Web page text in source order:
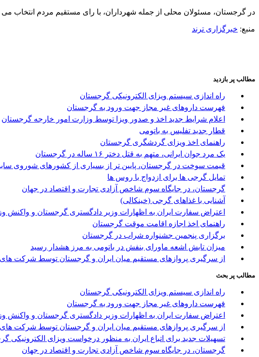
در گرجستان، مسئولان محلی از جمله شهرداران، با رای مستقیم مردم انتخاب می شوند و بر
منبع: خبرگزاری ترند
مطالب پر بازدید
راه اندازی سیستم ویزای الکترونیکی گرجستان
فهرست داروهای غیر مجاز جهت ورود به گرجستان
اعلام شرایط جدید اخذ و صدور ویزا توسط وزارت امور خارجه گرجستان
قطار جدید تفلیس به باتومی
راهنمای اخذ ویزای گردشگری گرجستان
یک مرد جوان ایرانی، متهم به قتل دختر ۱۶ ساله در گرجستان
قیمت سوخت در گرجستان، پایین تر از بسیاری از کشورهای شوروی
تمایل گرجی ها برای ازدواج با روس ها
گرجستان، در جایگاه سوم شاخص آزادی تجارت و اقتصاد در جهان
آشنایی با غذاهای گرجی (خینکالی)
اعتراض سفارت ایران به اظهارات وزیر دادگستری گرجستان و واکنش
راهنمای اخذ اجازه اقامت موقت گرجستان
برگزاری پنجمین جشنواره شراب در گرجستان
میزان تابش اشعه ماورای بنفش در باتومی به مرز هشدار رسید
از سرگیری پروازهای مستقیم میان ایران و گرجستان توسط شرکت های
مطالب پر بحث
راه اندازی سیستم ویزای الکترونیکی گرجستان
فهرست داروهای غیر مجاز جهت ورود به گرجستان
اعتراض سفارت ایران به اظهارات وزیر دادگستری گرجستان و واکنش
از سرگیری پروازهای مستقیم میان ایران و گرجستان توسط شرکت های
تسهیلات جدید برای اتباع ایران به منظور درخواست ویزای الکترونیکی
گرجستان، در جایگاه سوم شاخص آزادی تجارت و اقتصاد در جهان